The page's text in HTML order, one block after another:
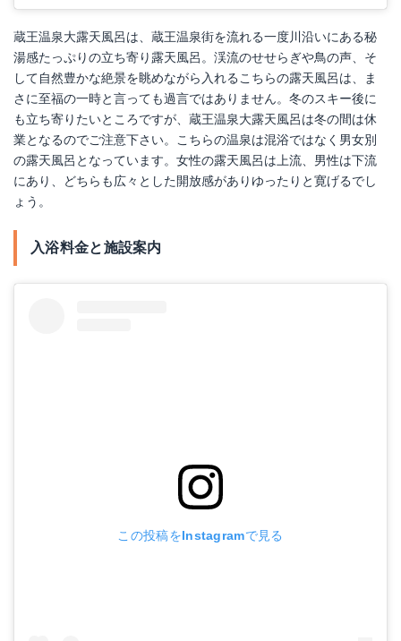
蔵王温泉大露天風呂は、蔵王温泉街を流れる一度川沿いにある秘
湯感たっぷりの立ち寄り露天風呂。渓流のせせらぎや鳥の声、そ
して自然豊かな絶景を眺めながら入れるこちらの露天風呂は、ま
さに至福の一時と言っても過言ではありません。冬のスキー後に
も立ち寄りたいところですが、蔵王温泉大露天風呂は冬の間は休
業となるのでご注意下さい。こちらの温泉は混浴ではなく男女別
の露天風呂となっています。女性の露天風呂は上流、男性は下流
にあり、どちらも広々とした開放感がありゆったりと寛げるでし
ょう。
入浴料金と施設案内
この投稿をInstagramで見る